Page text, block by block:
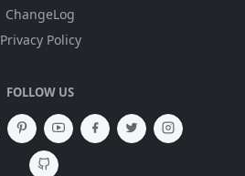
ChangeLog
Privacy Policy
FOLLOW US